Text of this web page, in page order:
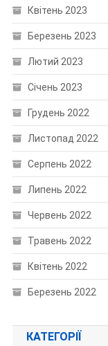
Квітень 2023
Березень 2023
Лютий 2023
Січень 2023
Грудень 2022
Листопад 2022
Серпень 2022
Липень 2022
Червень 2022
Травень 2022
Квітень 2022
Березень 2022
КАТЕГОРІЇ